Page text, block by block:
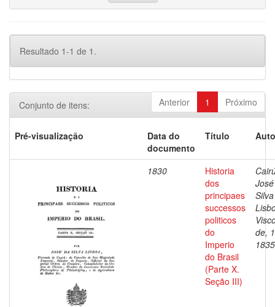
Resultado 1-1 de 1.
Anterior 1 Próximo
Conjunto de itens:
Pré-visualização
Data do
documento
Título
1830
Historia
dos
principaes
successos
politicos
do
Imperio
do Brasil
(Parte X.
Seção III)
Silva
de,
1835